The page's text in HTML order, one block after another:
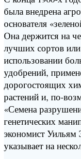
была внедрена
основателя
Она держится на
лучших сортов или
использовании
удобрений,
дорогостоящих
растений и, по-
«Семена
генетических
экономист Уильям
указывает на